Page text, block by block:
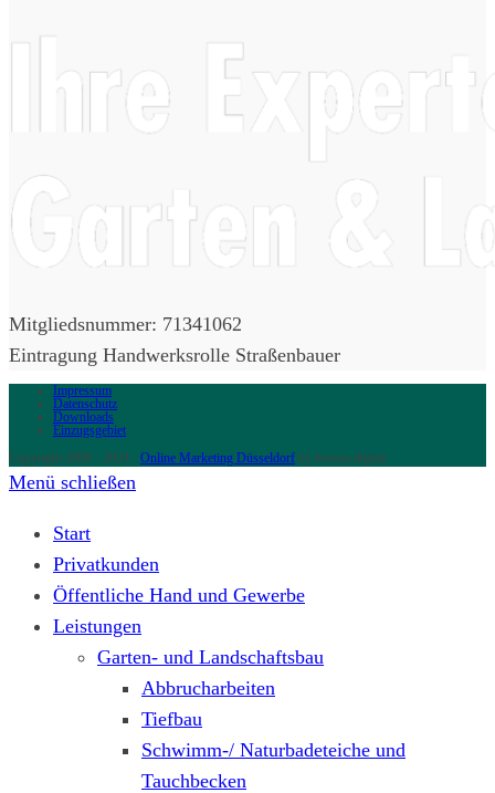
Mitgliedsnummer: 71341062
Eintragung Handwerksrolle Straßenbauer
Impressum
Datenschutz
Downloads
Einzugsgebiet
Copyright 2006 - 2024 - Online Marketing Düsseldorf by heesen.digital
Menü schließen
Start
Privatkunden
Öffentliche Hand und Gewerbe
Leistungen
Garten- und Landschaftsbau
Abbrucharbeiten
Tiefbau
Schwimm-/ Naturbadeteiche und
Tauchbecken